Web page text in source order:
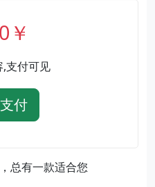
￥
支付可见
付
总有一款适合您